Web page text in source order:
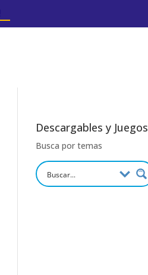
Descargables y Juegos
Busca por temas